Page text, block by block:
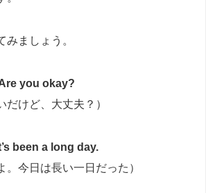
みましょう。
you okay?
だけど、大丈夫？）
been a long day.
。今日は長い一日だった）